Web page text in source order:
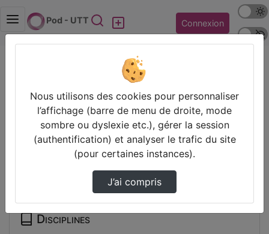
Pod - UTT Rechercher Connexion
Mode
Police
Contactez nous
Champs obligatoires
Les champs marqués avec un astérisque sont
obligatoires.
Partager
Disciplines
Nous utilisons des cookies pour personnaliser
l’affichage (barre de menu de droite, mode
sombre ou dyslexie etc.), gérer la session
(authentification) et analyser le trafic du site
(pour certaines instances).
J’ai compris